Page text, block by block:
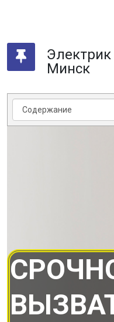
Минск